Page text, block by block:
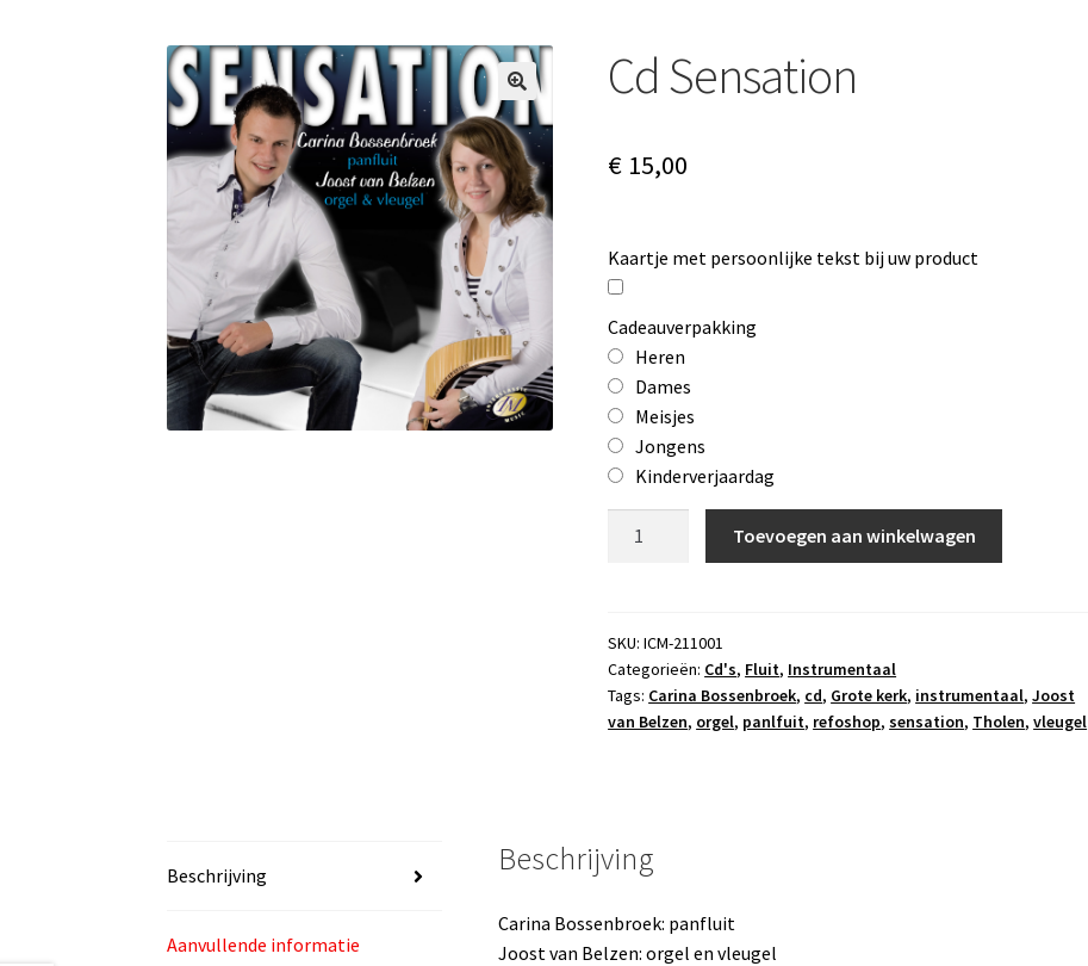
Cd Sensation
€ 15,00
Kaartje met persoonlijke tekst bij uw product
Cadeauverpakking
Heren
Dames
Meisjes
Jongens
Kinderverjaardag
Toevoegen aan winkelwagen
SKU:ICM-211001
Categorieën: Cd's, Fluit, Instrumentaal
Tags: Carina Bossenbroek, cd, Grote kerk, instrumentaal,Joost
van Belzen, orgel, panlfuit, refoshop,sensation, Tholen,vleugel
Beschrijving
Aanvullende informatie
Beschrijving
Carina Bossenbroek: panfluit
Joost van Belzen: orgel en vleugel